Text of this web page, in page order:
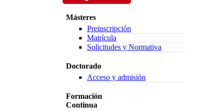
Másteres
Preinscripción
Matrícula
Solicitudes y Normativa
Doctorado
Acceso y admisión
Formación
Continua